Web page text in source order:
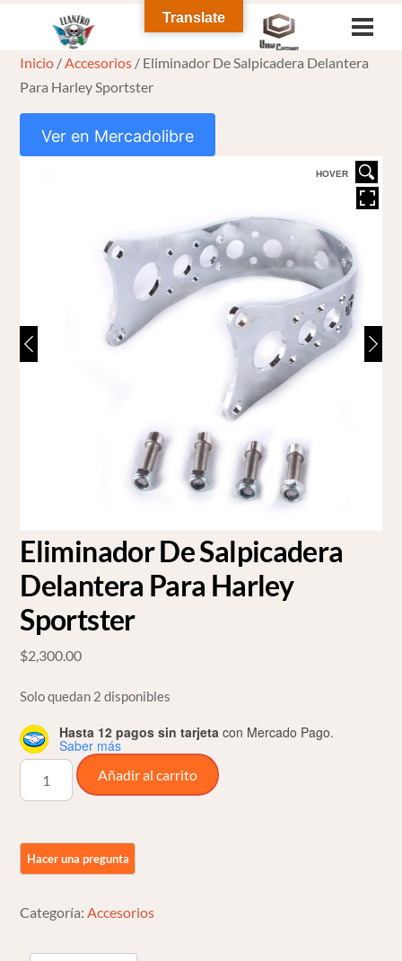
content
Inicio /Accesorios / Eliminador De Salpicadera Delantera
Para Harley Sportster
Ver en Mercadolibre
HOVER
Eliminador De Salpicadera
Delantera Para Harley
Sportster
$2,300.00
Solo quedan 2 disponibles
Hasta 12 pagos sin tarjeta con Mercado Pago.
Saber más
Eliminador
Para
Sportster
Añadir al carrito
Categoría:Accesorios
Translate